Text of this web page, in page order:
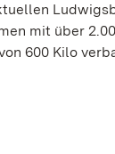
mit über
600 Kilo